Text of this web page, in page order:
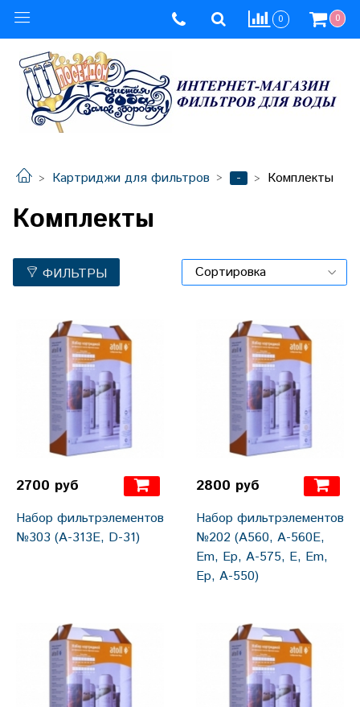
0 0
Картриджи для фильтров - Комплекты
Комплекты
ФИЛЬТРЫ
2700 руб
Набор фильтрэлементов
№303 (A-313E, D-31)
2800 руб
Набор фильтрэлементов
№202 (A560, A-560E,
Em, Ep, А-575, E, Em,
Ep, A-550)